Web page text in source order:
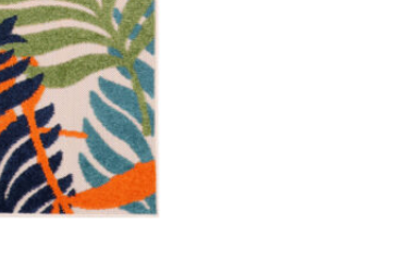
contenu et les annonces, offrir des fonctionnalités de réseaux
votre utilisation de notre site avec nos partenaires sociaux,
d'autres données que vous leur avez fournies ou qu'ils ont